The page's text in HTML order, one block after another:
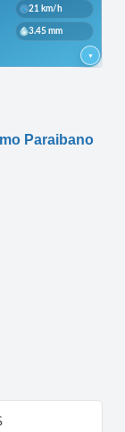
Paraibano